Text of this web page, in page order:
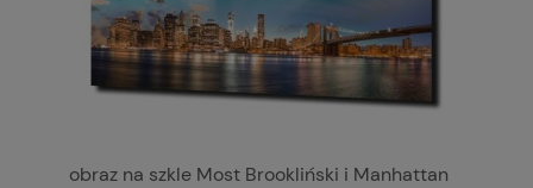
obraz na szkle Most Brookliński i Manhattan